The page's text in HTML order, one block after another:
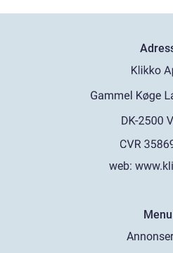
web:
Menu